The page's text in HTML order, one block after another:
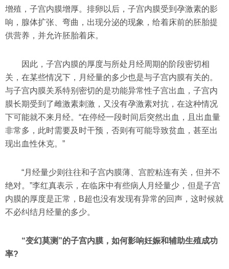
增殖，子宫内膜增厚。排卵以后，子宫内膜受到孕激素的影
响，腺体扩张、弯曲，出现分泌的现象，给着床前的胚胎提
供营养，并允许胚胎着床。
因此，子宫内膜的厚度与所处月经周期的阶段密切相
关，在某些情况下，月经量的多少也是与子宫内膜有关的。
与子宫内膜关系特别密切的是功能异常性子宫出血，子宫内
膜长期受到了雌激素刺激，又没有孕激素对抗，在这种情况
下可能就不来月经。“在停经一段时间后突然出血，且出血量
非常多，此时需要及时干预，否则有可能导致贫血，甚至出
现出血性休克。”
“月经量少则往往和子宫内膜薄、宫腔粘连有关，但并不
绝对。”李红真表示，在临床中有些病人月经量少，但是子宫
内膜的厚度是正常，B超也没有发现有异常的回声，这时候就
不必纠结月经量的多少。
“变幻莫测”的子宫内膜，如何影响妊娠和辅助生殖成功
率?